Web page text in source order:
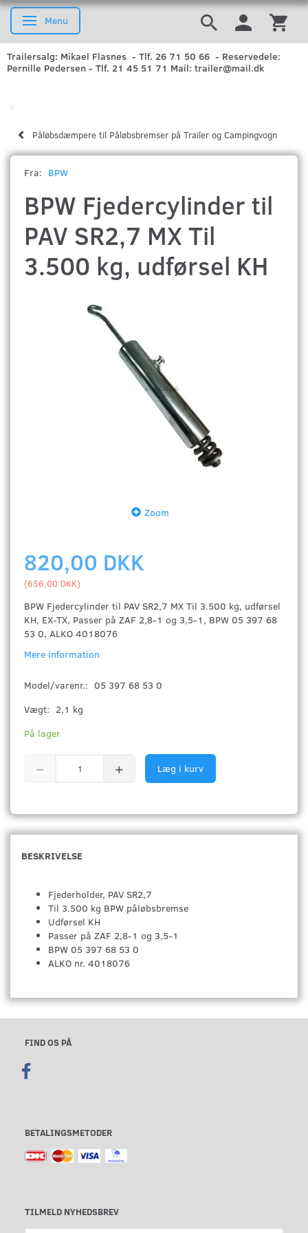
Skifte navigation
Menu
Trailersalg: Mikael Flasnes - Tlf. 26 71 50 66 - Reservedele:
Pernille Pedersen - Tlf. 21 45 51 71 Mail: trailer@mail.dk
Påløbsdæmpere til Påløbsbremser på Trailer og Campingvogn
Fra: BPW
BPW Fjedercylinder til
PAV SR2,7 MX Til
3.500 kg, udførsel KH
Zoom
820,00 DKK
(656,00 DKK)
BPW Fjedercylinder til PAV SR2,7 MX Til 3.500 kg, udførsel
KH, EX-TX, Passer på ZAF 2,8-1 og 3,5-1, BPW 05 397 68
53 0, ALKO 4018076
Mere information
Model/varenr.: 05 397 68 53 0
Vægt: 2,1 kg
På lager
Læg i kurv
BESKRIVELSE
Fjederholder, PAV SR2,7
Til 3.500 kg BPW påløbsbremse
Udførsel KH
Passer på ZAF 2,8-1 og 3,5-1
BPW 05 397 68 53 0
ALKO nr. 4018076
FIND OS PÅ
BETALINGSMETODER
TILMELD NYHEDSBREV